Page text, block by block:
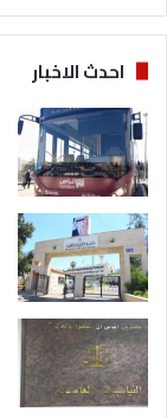
احدث الاخبار